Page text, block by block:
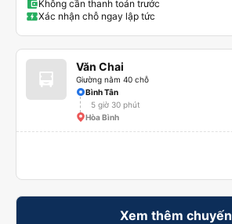
Không cần thanh toán trước
Xác nhận chỗ ngay lập tức
Văn Chai
Giường nằm 40 chỗ
Bình Tân
5 giờ 30 phút
Hòa Bình
Xem thêm chuyến